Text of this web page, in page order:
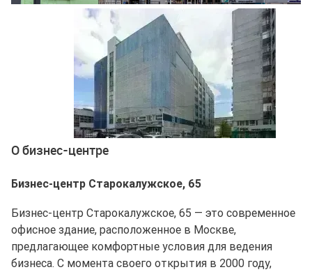
О бизнес-центре
Бизнес-центр Старокалужское, 65
Бизнес-центр Старокалужское, 65 — это современное
офисное здание, расположенное в Москве,
предлагающее комфортные условия для ведения
бизнеса. С момента своего открытия в 2000 году,